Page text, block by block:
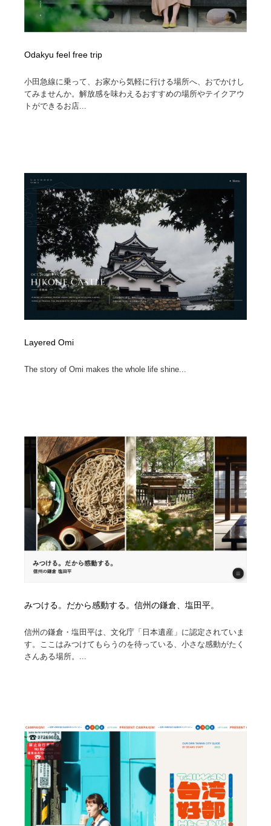
Odakyu feel free trip
小田急線に乗って、お家から気軽に行ける場所へ、おでかけし
てみませんか。解放感を味わえるおすすめの場所やテイクアウ
トができるお店...
Layered Omi
The story of Omi makes the whole life shine...
みつける。だから感動する。信州の鎌倉、塩田平。
信州の鎌倉・塩田平は、文化庁「日本遺産」に認定されていま
す。ここはみつけてもらうのを待っている、小さな感動がたく
さんある場所。...